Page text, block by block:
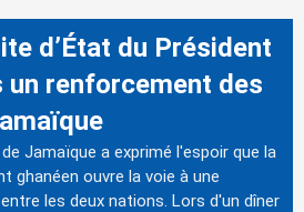
d’État du Président
un renforcement des
Jamaïque a exprimé l'espoir que la
ghanéen ouvre la voie à une
les deux nations. Lors d'un dîner